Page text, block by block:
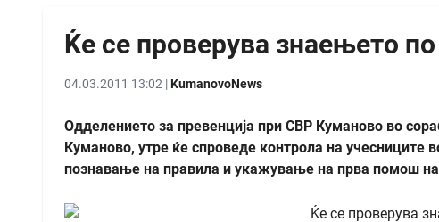
Ќе се проверува знаењето
04.03.2011 13:02 |KumanovoNews
Одделението за превенција при СВР Куманово во
Куманово, утре ќе спроведе контрола на учесниците
познавање на правила и укажување на прва помош на